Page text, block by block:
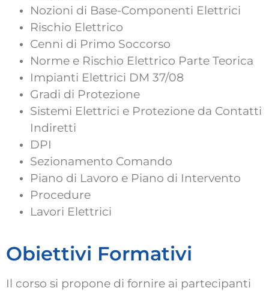
Nozioni di Base-Componenti Elettrici
Rischio Elettrico
Cenni di Primo Soccorso
Norme e Rischio Elettrico Parte Teorica
Impianti Elettrici DM 37/08
Gradi di Protezione
Sistemi Elettrici e Protezione da Contatti
Indiretti
DPI
Sezionamento Comando
Piano di Lavoro e Piano di Intervento
Procedure
Lavori Elettrici
Obiettivi Formativi
Il corso si propone di fornire ai partecipanti